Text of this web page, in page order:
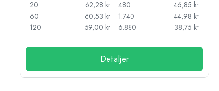
20
62,28 kr
60
60,53 kr
120
59,00 kr
480
46,85 kr
1.740
44,98 kr
6.880
38,75 kr
Detaljer